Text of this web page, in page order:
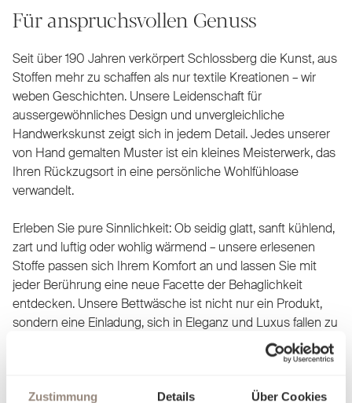
Zustimmung Details Über Cookies
Für anspruchsvollen Genuss
Seit über 190 Jahren verkörpert Schlossberg die Kunst, aus
Stoffen mehr zu schaffen als nur textile Kreationen – wir
weben Geschichten. Unsere Leidenschaft für
aussergewöhnliches Design und unvergleichliche
Handwerkskunst zeigt sich in jedem Detail. Jedes unserer
von Hand gemalten Muster ist ein kleines Meisterwerk, das
Ihren Rückzugsort in eine persönliche Wohlfühloase
verwandelt.
Erleben Sie pure Sinnlichkeit: Ob seidig glatt, sanft kühlend,
zart und luftig oder wohlig wärmend – unsere erlesenen
Stoffe passen sich Ihrem Komfort an und lassen Sie mit
jeder Berührung eine neue Facette der Behaglichkeit
entdecken. Unsere Bettwäsche ist nicht nur ein Produkt,
sondern eine Einladung, sich in Eleganz und Luxus fallen zu
lassen. Finden Sie heraus, worin Sie sich am besten
aufgehoben fühlen, und träumen Sie sich in Welten, die nur